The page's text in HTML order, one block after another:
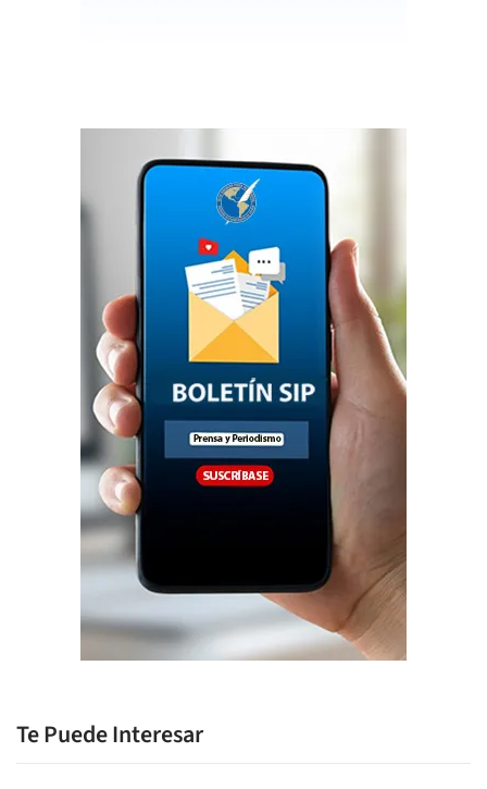
Te Puede Interesar